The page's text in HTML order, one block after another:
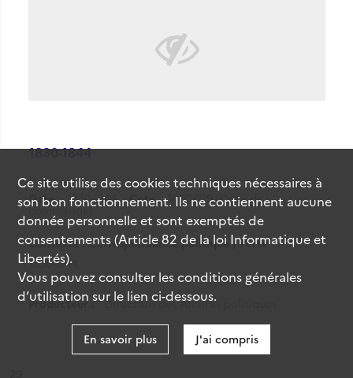
1830-1844
Date 1830-1844 Cote
101CP/19 (Cote de
commande)
Contexte : Correspondance politique / Perse
1830-1844
Producteur : Direction des Affaires politiques
Ce site utilise descookiestechniques nécessaires à
son bon fonctionnement. Ils ne contiennent aucune
donnée personnelle et sont exemptés de
consentements (Article 82 de la loi Informatique et
Libertés).
Vous pouvez consulter les conditions générales
d’utilisation sur le lien ci-dessous.
En savoir plus J'ai compris